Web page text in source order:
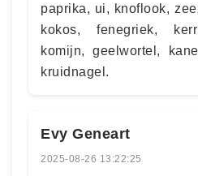
paprika, ui, knoflook,
kokos, fenegriek,
komijn, geelwortel,
kruidnagel.
Evy Geneart
2025-08-26 13:22:25